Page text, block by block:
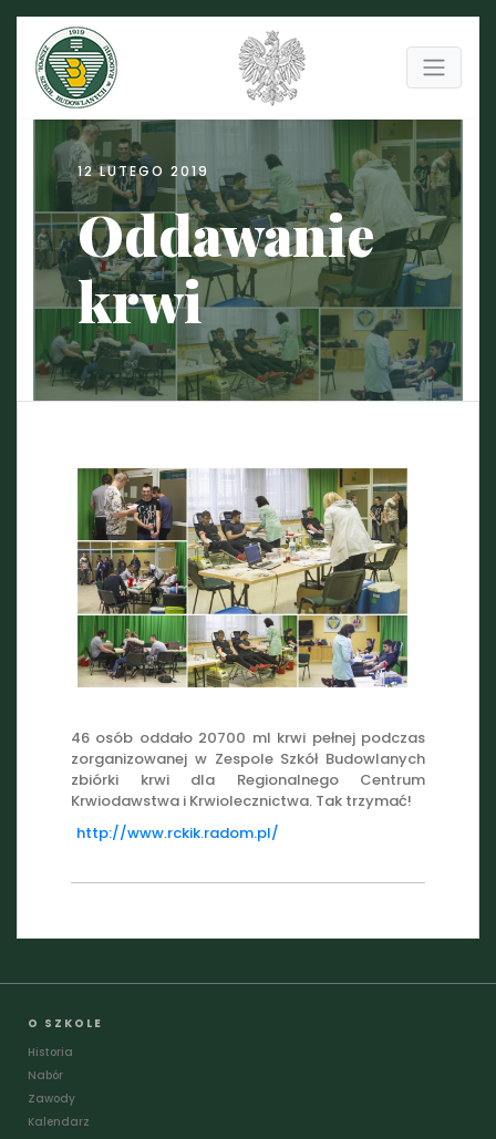
12 LUTEGO 2019
Oddawanie
krwi
46 osób oddało 20700 ml krwi pełnej podczas
zorganizowanej w Zespole Szkół Budowlanych
zbiórki krwi dla Regionalnego Centrum
Krwiodawstwa i Krwiolecznictwa. Tak trzymać!
http://www.rckik.radom.pl/
O SZKOLE
Historia
Nabór
Zawody
Kalendarz